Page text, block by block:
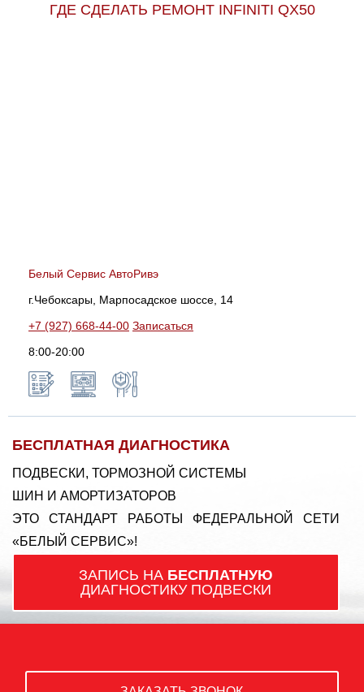
ГДЕ СДЕЛАТЬ РЕМОНТ INFINITI QX50
Белый Сервис АвтоРивэ
г.Чебоксары, Марпосадское шоссе, 14
+7 (927) 668-44-00 Записаться
8:00-20:00
БЕСПЛАТНАЯ ДИАГНОСТИКА
ПОДВЕСКИ, ТОРМОЗНОЙ СИСТЕМЫ
ШИН И АМОРТИЗАТОРОВ
ЭТО СТАНДАРТ РАБОТЫ ФЕДЕРАЛЬНОЙ СЕТИ
«БЕЛЫЙ СЕРВИС»!
ЗАПИСЬ НА БЕСПЛАТНУЮ
ДИАГНОСТИКУ ПОДВЕСКИ